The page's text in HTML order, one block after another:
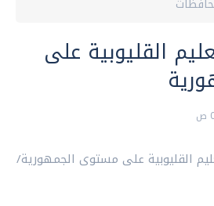
القليوبية على